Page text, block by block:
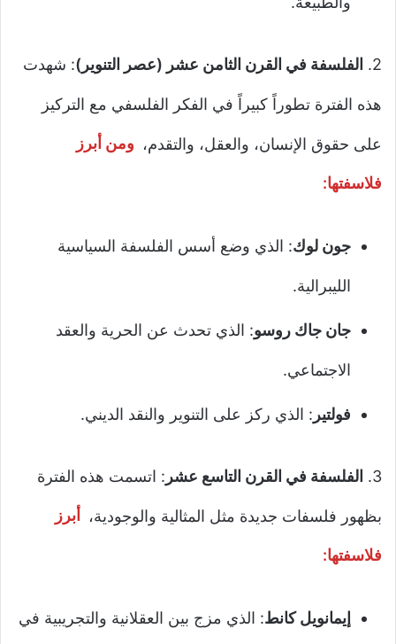
2. الفلسفة في القرن الثامن عشر (عصر التنوير): شهدت
هذه الفترة تطوراً كبيراً في الفكر الفلسفي مع التركيز
على حقوق الإنسان، والعقل، والتقدم، ومن أبرز
فلاسفتها:
جون لوك: الذي وضع أسس الفلسفة السياسية
الليبرالية.
جان جاك روسو: الذي تحدث عن الحرية والعقد
الاجتماعي.
فولتير : الذي ركز على التنوير والنقد الديني.
3. الفلسفة في القرن التاسع عشر : اتسمت هذه الفترة
بظهور فلسفات جديدة مثل المثالية والوجودية، أبرز
فلاسفتها:
إيمانويل كانط: الذي مزج بين العقلانية والتجريبية في